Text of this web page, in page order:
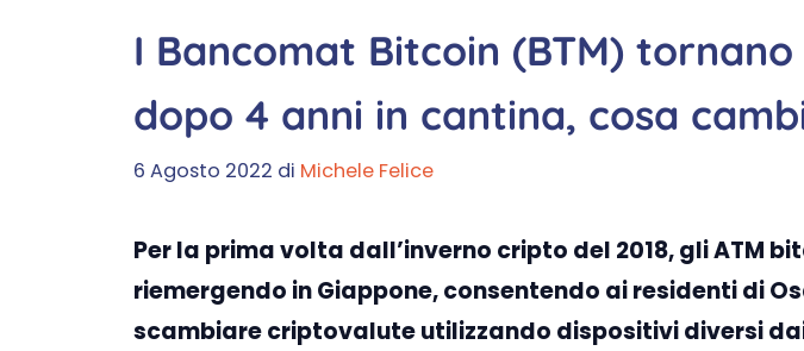
I Bancomat Bitcoin (BTM)
dopo 4 anni in cantina, cosa
6 Agosto 2022 di Michele Felice
Per la prima volta dall’inverno cripto del 2018, gli ATM
riemergendo in Giappone, consentendo ai residenti di
scambiare criptovalute utilizzando dispositivi diversi